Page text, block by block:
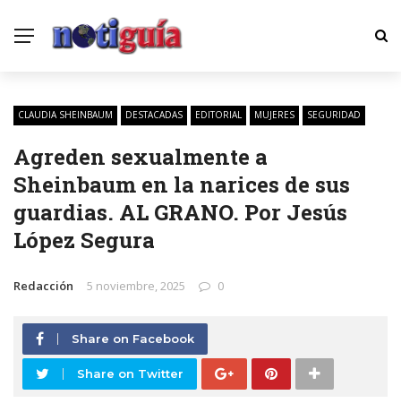
CLAUDIA SHEINBAUM DESTACADAS EDITORIAL MUJERES SEGURIDAD
Agreden sexualmente a
Sheinbaum en la narices de sus
guardias. AL GRANO. Por Jesús
López Segura
Redacción 5 noviembre, 2025 0
Share on Facebook
Share on Twitter